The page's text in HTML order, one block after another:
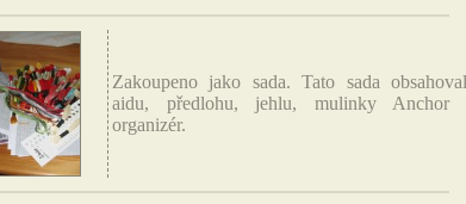
Zakoupeno jako sada. Tato sada
aidu, předlohu, jehlu, mulinky Anchor
organizér.